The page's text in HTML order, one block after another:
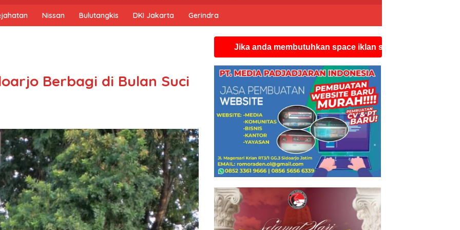
Nissan Bulutangkis DKI Jakarta Gerindra
Berbagi di Bulan Suci
Jika anda membutuhkan space iklan seperti ini silahkan hubungi